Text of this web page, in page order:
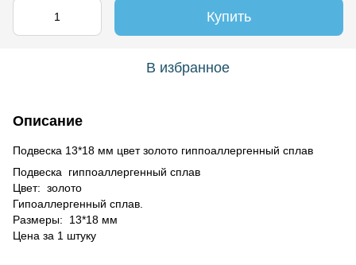
Купить
В избранное
Описание
Подвеска 13*18 мм цвет золото гиппоаллергенный сплав
Подвеска гиппоаллергенный сплав
Цвет: золото
Гипоаллергенный сплав.
Размеры:
13*18 мм
Цена за 1 штуку